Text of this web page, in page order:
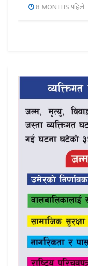
8 MONTHS पहिले